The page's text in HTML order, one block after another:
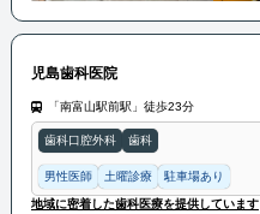
児島歯科医院
「南富山駅前駅」徒歩23分
歯科口腔外科 歯科
男性医師 土曜診療 駐車場あり
地域に密着した歯科医療を提供しています